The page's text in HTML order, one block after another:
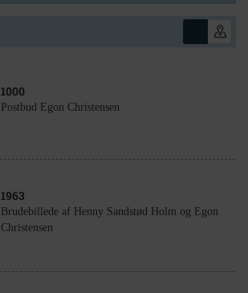
1000
Postbud Egon Christensen
1963
Brudebillede af Henny Sandstød Holm og Egon
Christensen